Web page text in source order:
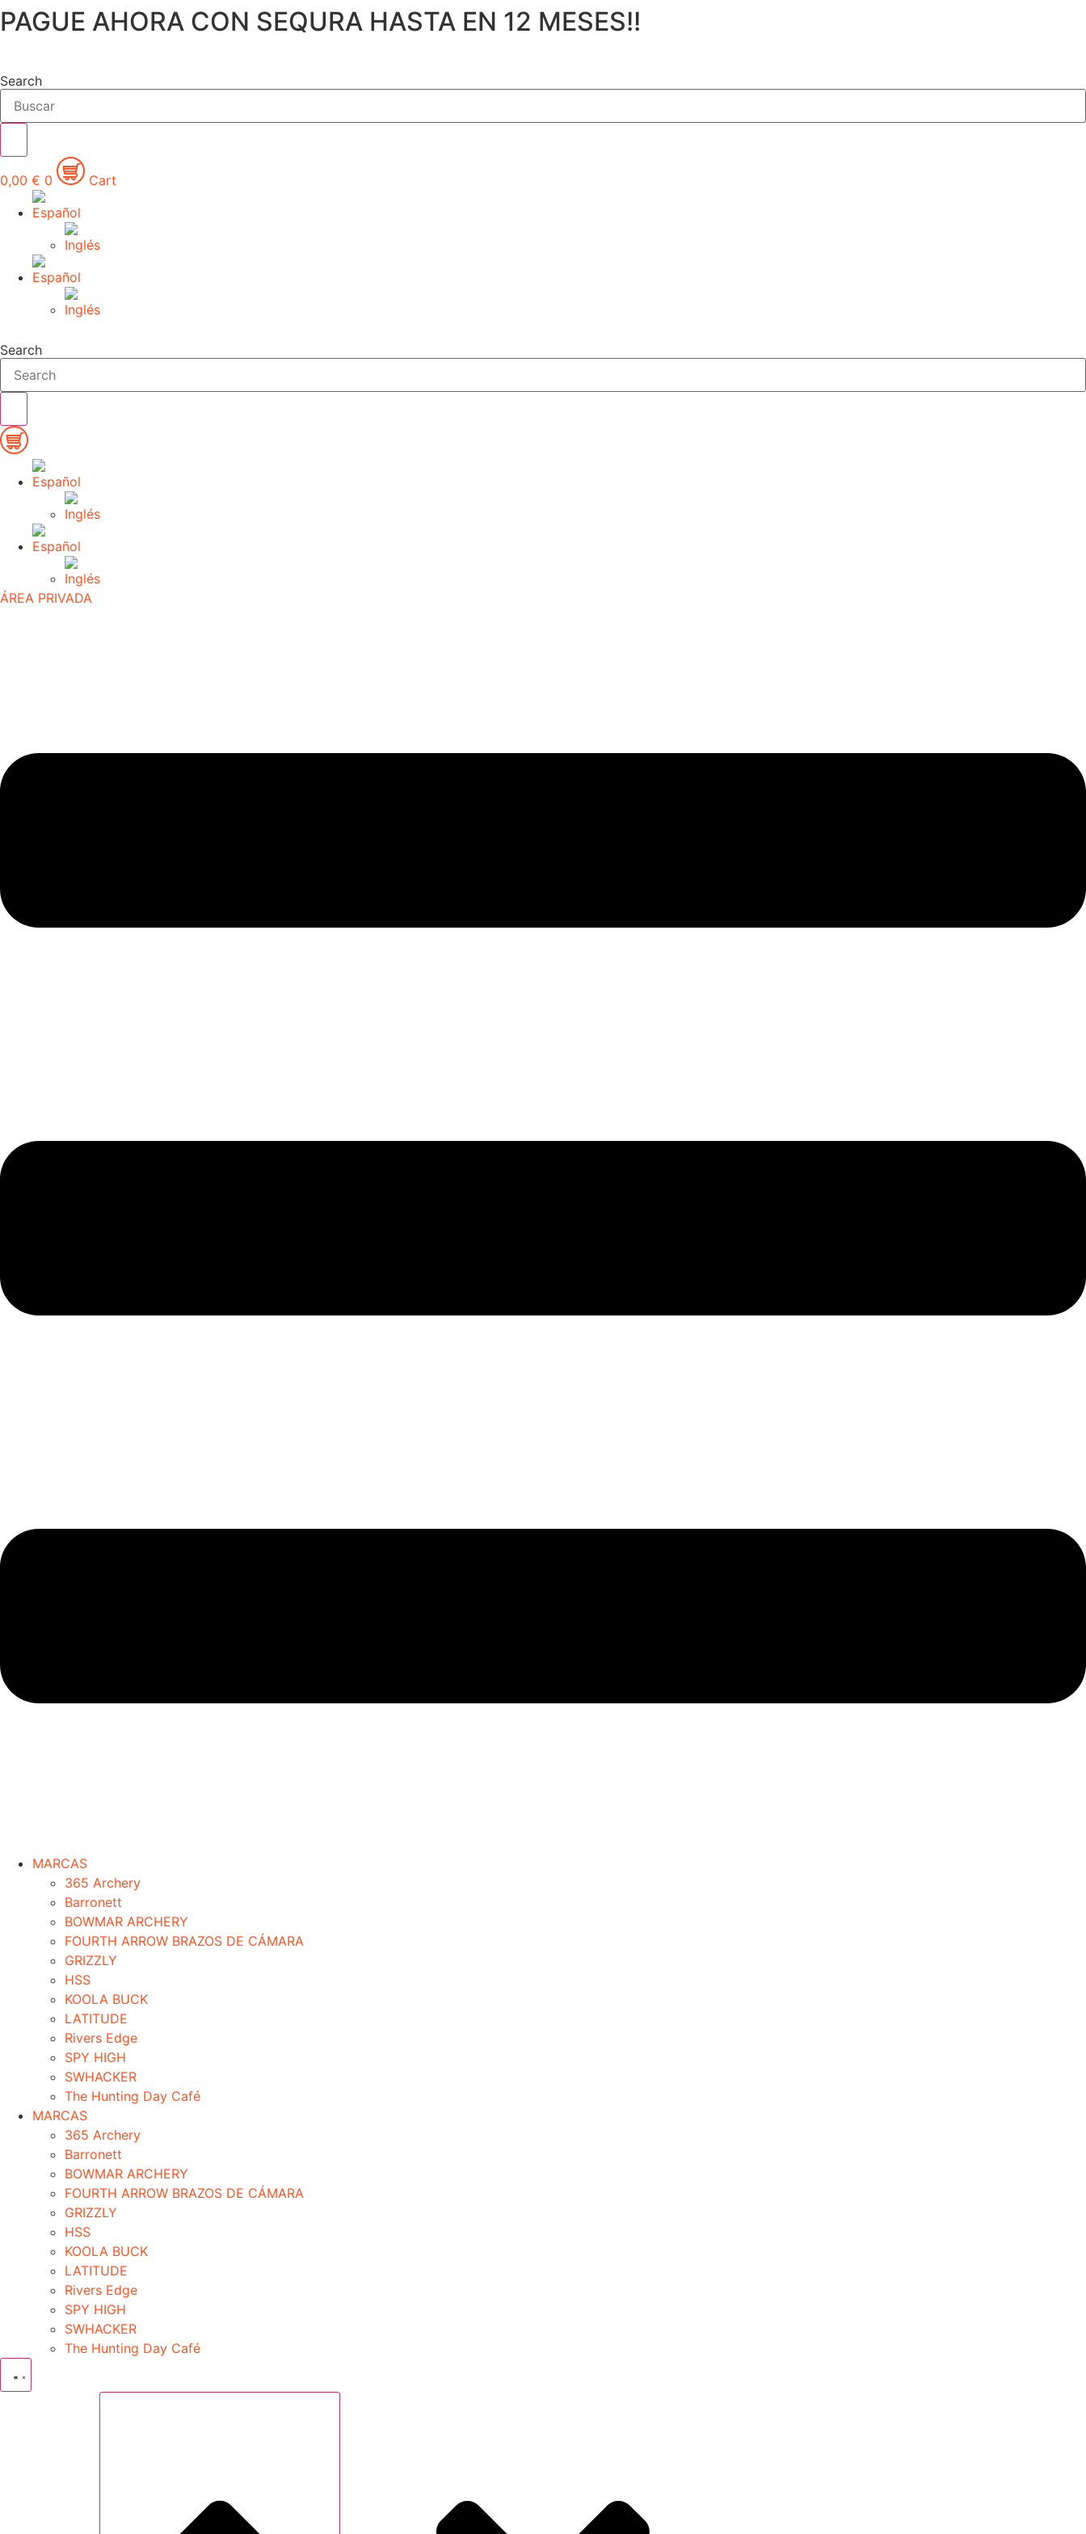
Ir
alPAGUE AHORA CON SEQURA HASTA EN 12 MESES!!
Search
0,00 € 0 Cart
Search
ÁREA PRIVADA
MARCAS
365 Archery
Barronett
BOWMAR ARCHERY
FOURTH ARROW BRAZOS DE CÁMARA
GRIZZLY
HSS
KOOLA BUCK
LATITUDE
Rivers Edge
SPY HIGH
SWHACKER
The Hunting Day Café
MARCAS
365 Archery
Barronett
BOWMAR ARCHERY
FOURTH ARROW BRAZOS DE CÁMARA
GRIZZLY
HSS
KOOLA BUCK
LATITUDE
Rivers Edge
SPY HIGH
SWHACKER
The Hunting Day Café